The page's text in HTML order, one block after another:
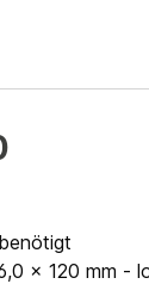
x 120 mm -